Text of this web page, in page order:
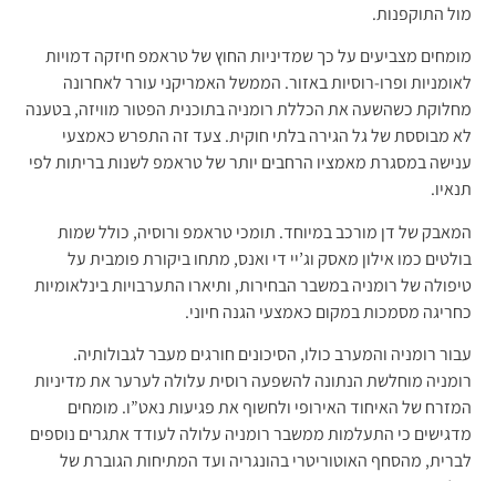
מול התוקפנות.
מומחים מצביעים על כך שמדיניות החוץ של טראמפ חיזקה דמויות
לאומניות ופרו-רוסיות באזור. הממשל האמריקני עורר לאחרונה
מחלוקת כשהשעה את הכללת רומניה בתוכנית הפטור מוויזה, בטענה
לא מבוססת של גל הגירה בלתי חוקית. צעד זה התפרש כאמצעי
ענישה במסגרת מאמציו הרחבים יותר של טראמפ לשנות בריתות לפי
תנאיו.
המאבק של דן מורכב במיוחד. תומכי טראמפ ורוסיה, כולל שמות
בולטים כמו אילון מאסק וג’יי די ואנס, מתחו ביקורת פומבית על
טיפולה של רומניה במשבר הבחירות, ותיארו התערבויות בינלאומיות
כחריגה מסמכות במקום כאמצעי הגנה חיוני.
עבור רומניה והמערב כולו, הסיכונים חורגים מעבר לגבולותיה.
רומניה מוחלשת הנתונה להשפעה רוסית עלולה לערער את מדיניות
המזרח של האיחוד האירופי ולחשוף את פגיעות נאט”ו. מומחים
מדגישים כי התעלמות ממשבר רומניה עלולה לעודד אתגרים נוספים
לברית, מהסחף האוטוריטרי בהונגריה ועד המתיחות הגוברת של